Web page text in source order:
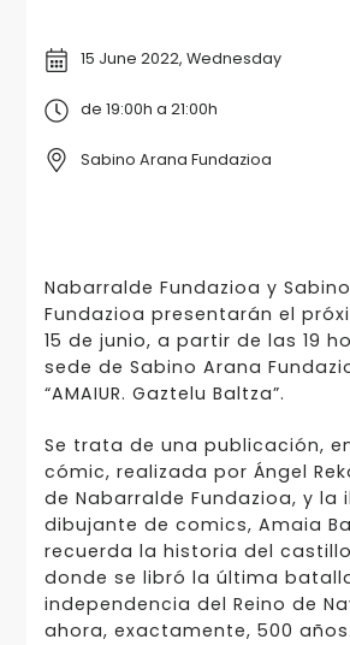
15 June 2022, Wednesday
de 19:00h a 21:00h
Sabino Arana Fundazioa
Nabarralde Fundazioa y
Fundazioa presentarán el
15 de junio, a partir de las 19
sede de Sabino Arana
“AMAIUR. Gaztelu Baltza”.
Se trata de una publicación,
cómic, realizada por Ángel
de Nabarralde Fundazioa, y la
dibujante de comics, Amaia
recuerda la historia del
donde se libró la última
independencia del Reino de
ahora, exactamente, 500 años.